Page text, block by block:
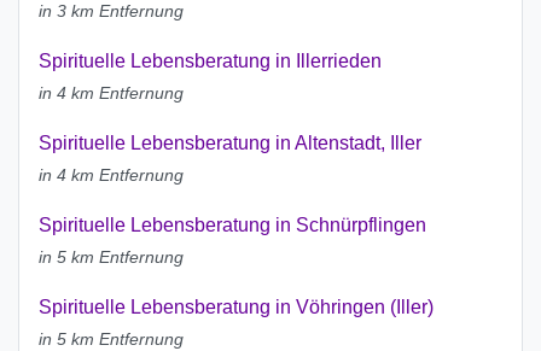
in 3 km Entfernung
Spirituelle Lebensberatung in Illerrieden
in 4 km Entfernung
Spirituelle Lebensberatung in Altenstadt, Iller
in 4 km Entfernung
Spirituelle Lebensberatung in Schnürpflingen
in 5 km Entfernung
Spirituelle Lebensberatung in Vöhringen (Iller)
in 5 km Entfernung